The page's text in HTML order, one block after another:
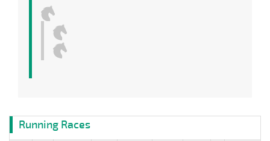
Running Races